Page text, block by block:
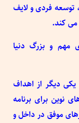
توسعه فردی و لایف
می کند.
مهم و بزرگ دنیا
یکی دیگر از اهداف
نوین برای برنامه
موفق در داخل و